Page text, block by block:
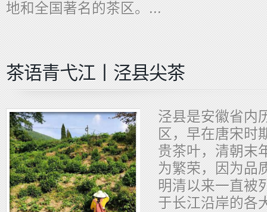
地和全国著名的茶区。...
茶语青弋江丨泾县尖茶
泾县是安徽省内
区，早在唐宋时
贵茶叶，清朝末
为繁荣，因为品
明清以来一直被
于长江沿岸的各